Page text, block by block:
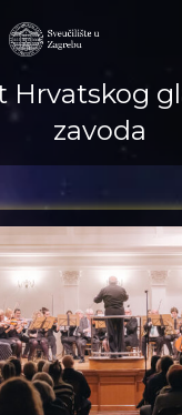
Hrvatskog
zavoda